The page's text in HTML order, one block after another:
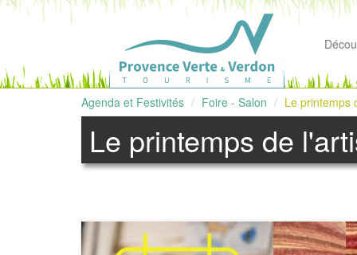
Agenda et Festivités Foire - Salon Le printemps
Le printemps de